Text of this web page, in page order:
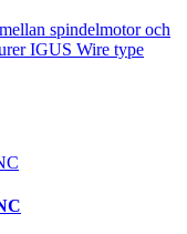
spindelmotor och
IGUS Wire type